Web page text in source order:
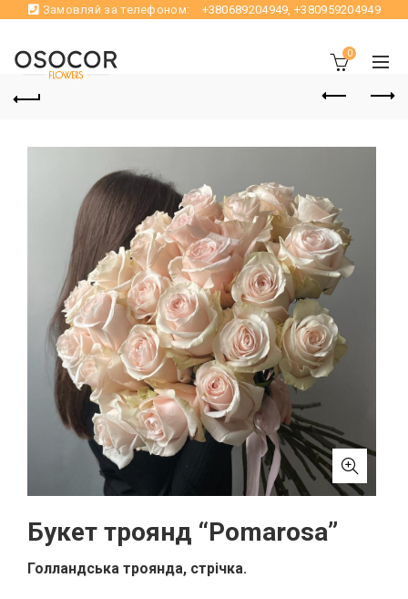
Замовляй за телефоном: +380689204949,+380959204949
0
Букет троянд “Pomarosa”
Голландська троянда, стрічка.